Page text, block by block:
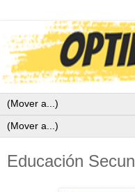
Educación